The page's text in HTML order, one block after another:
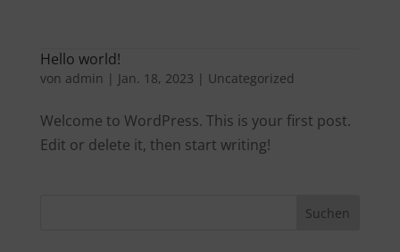
Hello world!
von admin | Jan. 18, 2023 | Uncategorized
Welcome to WordPress. This is your first post.
Edit or delete it, then start writing!
Suchen